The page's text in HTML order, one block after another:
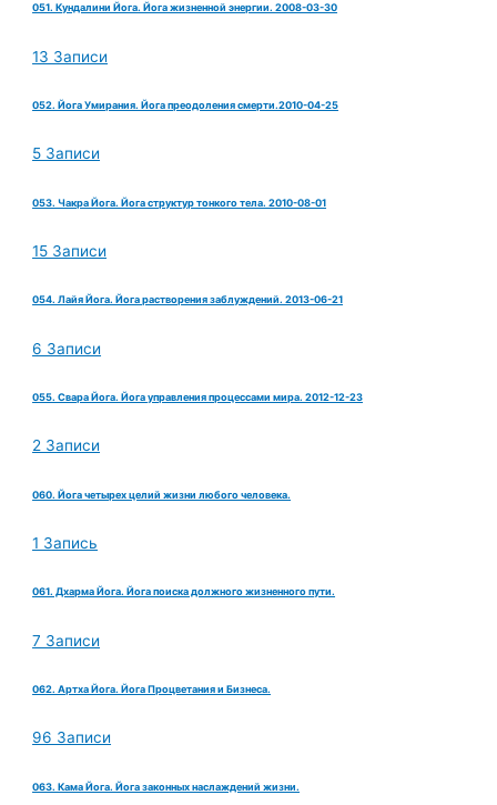
051. Кундалини Йога. Йога жизненной энергии. 2008-03-30
13 Записи
052. Йога Умирания. Йога преодоления смерти.2010-04-25
5 Записи
053. Чакра Йога. Йога структур тонкого тела. 2010-08-01
15 Записи
054. Лайя Йога. Йога растворения заблуждений. 2013-06-21
6 Записи
055. Свара Йога. Йога управления процессами мира. 2012-12-23
2 Записи
060. Йога четырех целий жизни любого человека.
1 Запись
061. Дхарма Йога. Йога поиска должного жизненного пути.
7 Записи
062. Артха Йога. Йога Процветания и Бизнеса.
96 Записи
063. Кама Йога. Йога законных наслаждений жизни.